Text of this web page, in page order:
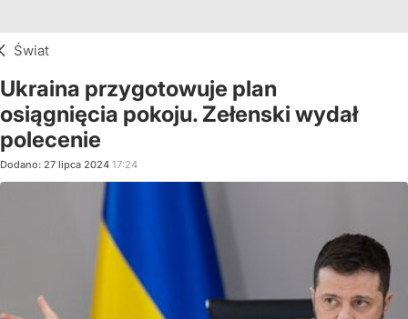
Świat
Ukraina przygotowuje plan
osiągnięcia pokoju. Zełenski wydał
polecenie
Dodano: 27 lipca 2024 17:24